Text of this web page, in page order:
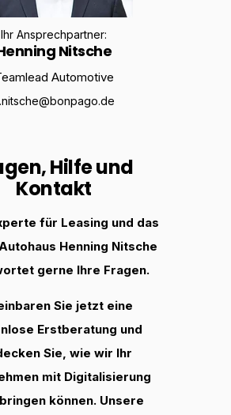
Ihr Ansprechpartner:
Nitsche
Automotive
Hilfe und
Kontakt
für Leasing und das
Henning Nitsche
gerne Ihre Fragen.
Sie jetzt eine
Erstberatung und
Sie, wie wir Ihr
mit Digitalisierung
können. Unsere